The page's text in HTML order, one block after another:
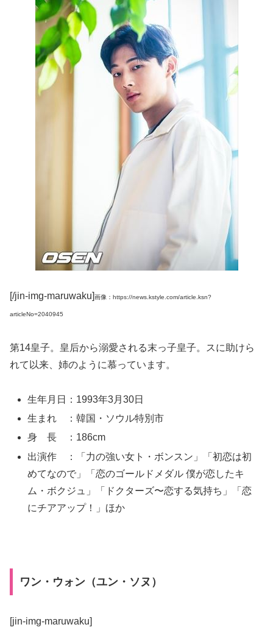
[/jin-img-maruwaku] 画像：https://news.kstyle.com/article.ksn?
articleNo=2040945
第14皇子。皇后から溺愛される末っ子皇子。スに助けら
れて以来、姉のように慕っています。
生年月日：1993年3月30日
生まれ ：韓国・ソウル特別市
身 長 ：186cm
出演作 ：「力の強い女ト・ボンスン」「初恋は初
めてなので」「恋のゴールドメダル 僕が恋したキ
ム・ボクジュ」「ドクターズ〜恋する気持ち」「恋
にチアアップ！」ほか
ワン・ウォン（ユン・ソヌ）
[jin-img-maruwaku]